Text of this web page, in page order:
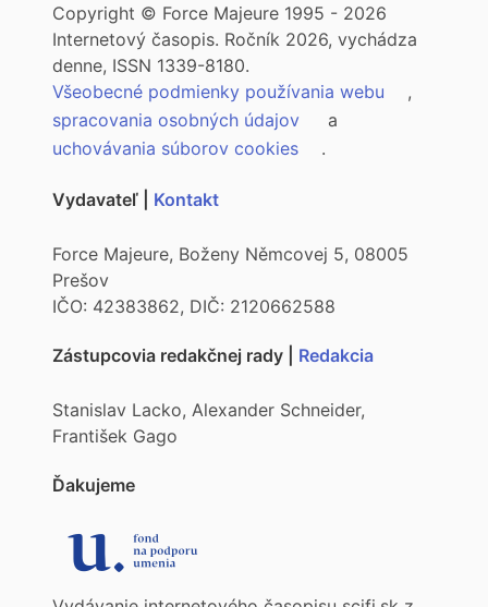
Copyright © Force Majeure 1995 - 2026
Internetový časopis. Ročník 2026, vychádza
denne, ISSN 1339-8180.
Všeobecné podmienky používania webu
,
spracovania osobných údajov
a
uchovávania súborov cookies
.
Vydavateľ | Kontakt
Force Majeure, Boženy Němcovej 5, 08005
Prešov
IČO: 42383862, DIČ: 2120662588
Zástupcovia redakčnej rady | Redakcia
Stanislav Lacko, Alexander Schneider,
František Gago
Ďakujeme